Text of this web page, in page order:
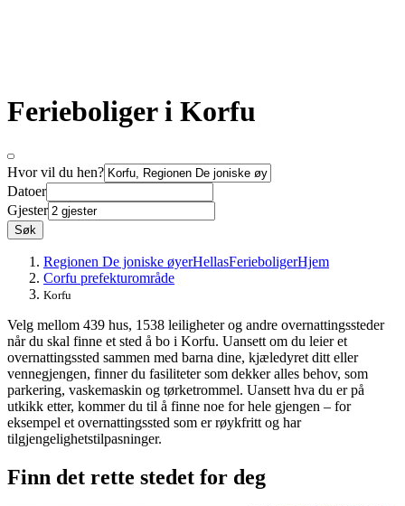
Ferieboliger i Korfu
Hvor vil du hen?
Datoer
Gjester
Søk
Regionen De joniske øyerHellasFerieboligerHjem
Corfu prefekturområde
Korfu
Velg mellom 439 hus, 1538 leiligheter og andre overnattingssteder
når du skal finne et sted å bo i Korfu. Uansett om du leier et
overnattingssted sammen med barna dine, kjæledyret ditt eller
vennegjengen, finner du fasiliteter som dekker alles behov, som
parkering, vaskemaskin og tørketrommel. Uansett hva du er på
utkikk etter, kommer du til å finne noe for hele gjengen – for
eksempel et overnattingssted som er røykfritt og har
tilgjengelighetstilpasninger.
Finn det rette stedet for deg